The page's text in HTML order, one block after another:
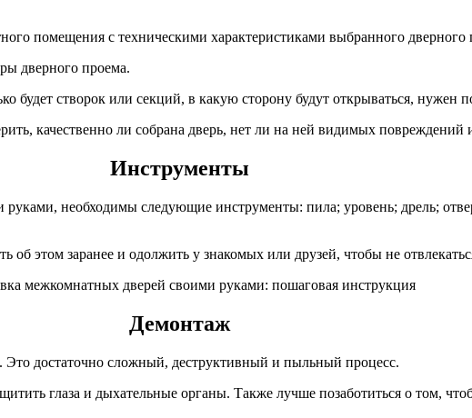
помещения с техническими характеристиками выбранного дверного
дверного проема.
будет створок или секций, в какую сторону будут открываться, нужен
качественно ли собрана дверь, нет ли на ней видимых повреждений
Инструменты
необходимы следующие инструменты: пила; уровень; дрель;
этом заранее и одолжить у знакомых или друзей, чтобы не
Демонтаж
Это достаточно сложный, деструктивный и пыльный процесс.
глаза и дыхательные органы. Также лучше позаботиться о том,